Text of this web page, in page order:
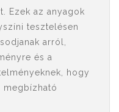
Ezek az anyagok
tesztelésen
arról,
és a
hogy
megbízható